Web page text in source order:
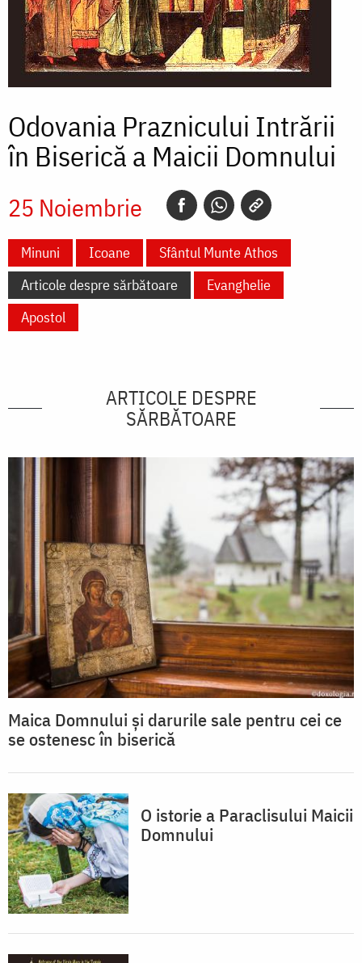
Odovania Praznicului Intrării
în Biserică a Maicii Domnului
25 Noiembrie
Minuni Icoane
Sfântul Munte Athos
Articole despre sărbătoare
Evanghelie
Apostol
ARTICOLE DESPRE
SĂRBĂTOARE
Maica Domnului și darurile sale pentru cei ce
se ostenesc în biserică
O istorie a Paraclisului Maicii
Domnului